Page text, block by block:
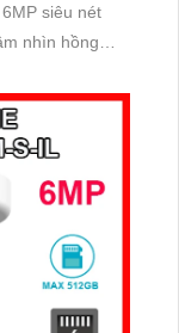
nhìn hồng
sát chuẩn
và